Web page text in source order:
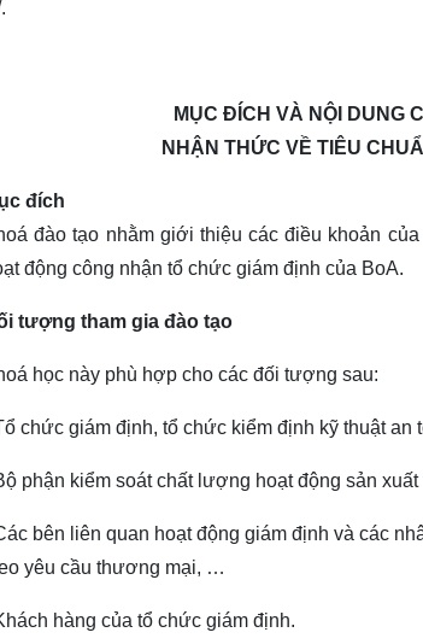
MỤC ĐÍCH VÀ NỘI DUNG
NHẬN THỨC VỀ TIÊU
đích
đào tạo nhằm giới thiệu các điều khoản
động công nhận tổ chức giám định của BoA.
tượng tham gia đào tạo
học này phù hợp cho các đối tượng sau:
chức giám định, tổ chức kiểm định kỹ thuật an
phận kiểm soát chất lượng hoạt động sản
bên liên quan hoạt động giám định và các
yêu cầu thương mại, …
hàng của tổ chức giám định.